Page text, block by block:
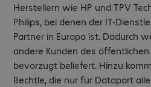
Herstellern wie HP und TPV
Philips, bei denen der IT-
Partner in Europa ist. Dadurch
andere Kunden des
bevorzugt beliefert. Hinzu
Bechtle, die nur für Dataport